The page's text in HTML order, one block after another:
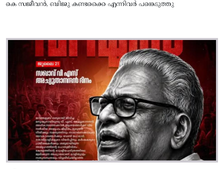
കെ സജീവൻ, ബിജു കണ്ടക്കൈ എന്നിവർ പങ്കെടുത്തു